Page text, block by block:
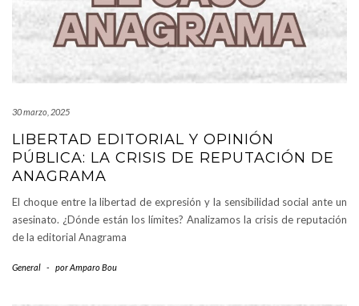
30 marzo, 2025
LIBERTAD EDITORIAL Y OPINIÓN
PÚBLICA: LA CRISIS DE REPUTACIÓN DE
ANAGRAMA
El choque entre la libertad de expresión y la sensibilidad social ante un
asesinato. ¿Dónde están los límites? Analizamos la crisis de reputación
de la editorial Anagrama
General - porAmparo Bou